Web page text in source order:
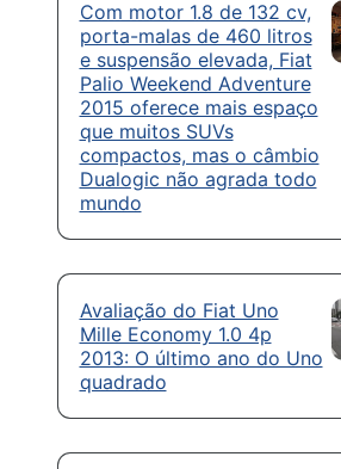
Com motor 1.8 de 132 cv,
porta-malas de 460 litros
e suspensão elevada, Fiat
Palio Weekend Adventure
2015 oferece mais espaço
que muitos SUVs
compactos, mas o câmbio
Dualogic não agrada todo
mundo
Avaliação do Fiat Uno
Mille Economy 1.0 4p
2013: O último ano do Uno
quadrado